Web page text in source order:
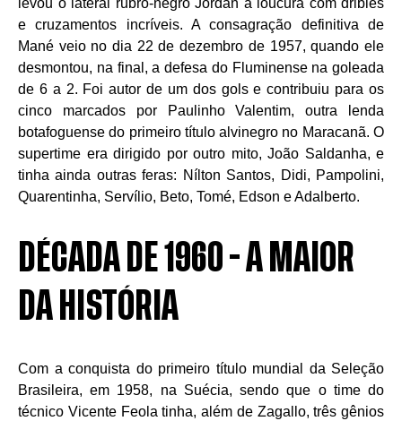
levou o lateral rubro-negro Jordan à loucura com dribles
e cruzamentos incríveis. A consagração definitiva de
Mané veio no dia 22 de dezembro de 1957, quando ele
desmontou, na final, a defesa do Fluminense na goleada
de 6 a 2. Foi autor de um dos gols e contribuiu para os
cinco marcados por Paulinho Valentim, outra lenda
botafoguense do primeiro título alvinegro no Maracanã. O
supertime era dirigido por outro mito, João Saldanha, e
tinha ainda outras feras: Nílton Santos, Didi, Pampolini,
Quarentinha, Servílio, Beto, Tomé, Edson e Adalberto.
DÉCADA DE 1960 - A MAIOR
DA HISTÓRIA
Com a conquista do primeiro título mundial da Seleção
Brasileira, em 1958, na Suécia, sendo que o time do
técnico Vicente Feola tinha, além de Zagallo, três gênios